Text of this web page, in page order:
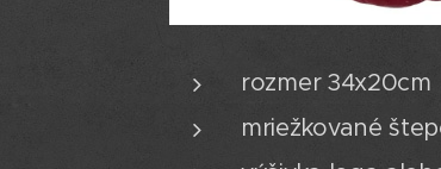
rozmer 34x20cm
mriežkované